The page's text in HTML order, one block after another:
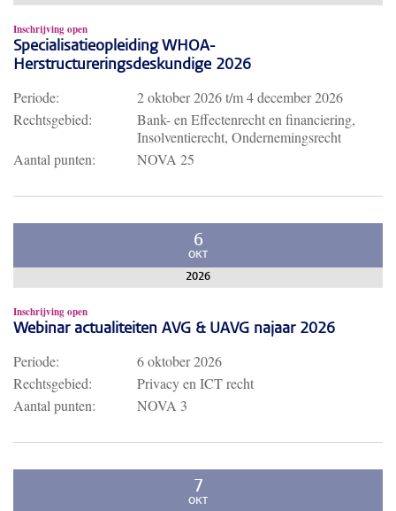
Inschrijving open
Specialisatieopleiding WHOA-
Herstructureringsdeskundige 2026
Periode: 2 oktober 2026t/m4 december 2026
Rechtsgebied:
Bank- en Effectenrecht en financiering,
Insolventierecht, Ondernemingsrecht
Aantal punten:
NOVA 25
6
OKT
2026
Inschrijving open
Webinar actualiteiten AVG & UAVG najaar 2026
Periode:
6 oktober 2026
Rechtsgebied:
Privacy en ICT recht
Aantal punten:
NOVA 3
7
OKT